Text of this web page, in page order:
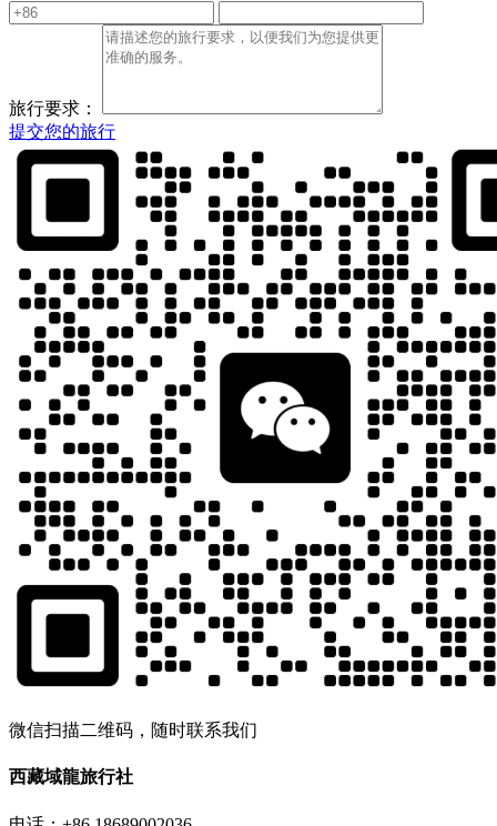
旅行要求：
提交您的旅行
微信扫描二维码，随时联系我们
西藏域龍旅行社